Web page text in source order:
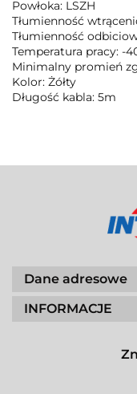
Powłoka: LSZH
Tłumienność
Tłumienność
Temperatura pracy: -
Minimalny promień
Kolor: Żółty
Długość kabla: 5m
Dane adresowe
INFORMACJE